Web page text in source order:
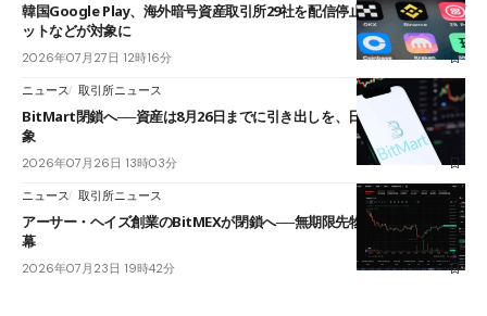
韓国Google Play、海外暗号資産取引所29社を配信停止──OKXやバイビ
ットなどが対象に
2026年07月27日 12時16分
ニュース 取引所ニュース
BitMart閉鎖へ──資産は8月26日までに引き出しを、日本人利用者も対
象
2026年07月26日 13時03分
ニュース 取引所ニュース
アーサー・ヘイズ創業のBitMEXが閉鎖へ──無期限先物を生んだ11年に
幕
2026年07月23日 19時42分